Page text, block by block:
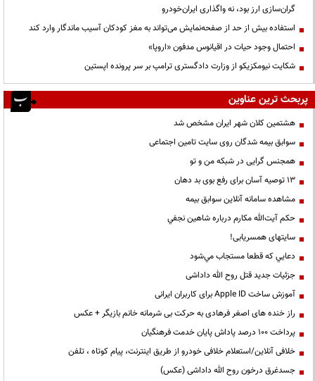
گران‌سازی ارز بود، نه واگذاری ایران‌خودرو
استفاده بیش از حد از صفحه‌نمایش می‌تواند به مغز کودکان آسیب ماندگار وارد کند
احتمال وجود حیات در اقیانوس مدفون «اروپا»
شکایت نیومکزیکو از وزارت دادگستری ترامپ بر سر پرونده اپستین
پربحث ترین عناوین
هشتمین کلان شهر ایران مشخص شد
سوابق بیمه شدگان روی سایت تامین اجتماعی
همجنس گرایی در شبکه من و تو
13 توصیه آسان برای رفع بوی بد دهان
مشاهده سامانه آنلاين سوابق بیمه
حكم آيت‌الله مكارم درباره شاهين نجفي
سایتهای همسریابی!
دعايي كه قطعا مستجاب مي‌شود
جزئیات جدید قتل روح الله داداشی
آموزش ساخت Apple ID برای کاربران ایرانی
راز خنده های اصغر فرهادی به حرکت بی شرمانه خانم بازیگر + عکس
پرداخت ۱۰۰ درصد پاداش پایان خدمت فرهنگیان
خلافی آنلاین/استعلام خلافی خودرو از طریق اینترنت، پیام کوتاه ، تلفن
جسدغرق درخون روح الله داداشی (عکس)